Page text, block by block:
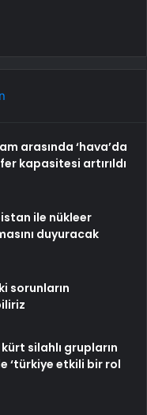
arasında ‘hava’da
kapasitesi artırıldı
ile nükleer
duyuracak
sorunların
silahlı grupların
‘türkiye etkili bir rol